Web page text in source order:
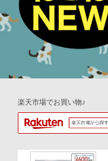
楽天市場でお買い物♪